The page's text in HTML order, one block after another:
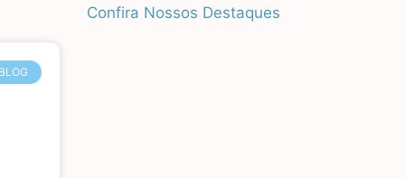
Confira Nossos Destaques